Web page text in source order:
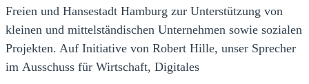
Freien und Hansestadt Hamburg zur Unterstützung von
kleinen und mittelständischen Unternehmen sowie sozialen
Projekten. Auf Initiative von Robert Hille, unser Sprecher
im Ausschuss für Wirtschaft, Digitales